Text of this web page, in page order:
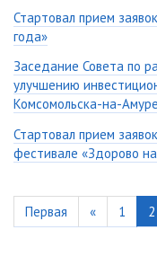
Стартовал прием
года»
Заседание Совета по
улучшению
Комсомольска-на-Амуре
Стартовал прием
фестивале «Здорово
Первая « 1 2